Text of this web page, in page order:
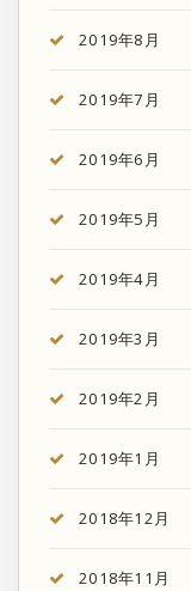
2019年8月
2019年7月
2019年6月
2019年5月
2019年4月
2019年3月
2019年2月
2019年1月
2018年12月
2018年11月